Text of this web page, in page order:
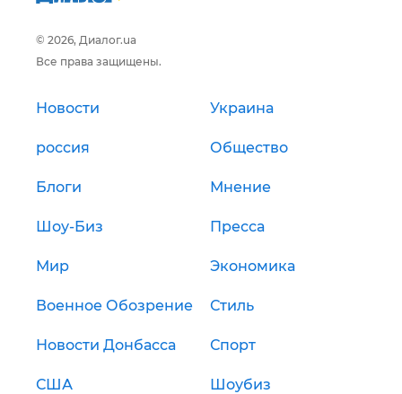
© 2026, Диалог.ua
Все права защищены.
Новости Украина
россия Общество
Блоги Мнение
Шоу-Биз Пресса
Мир Экономика
Военное Обозрение Стиль
Новости Донбасса Спорт
США Шоубиз